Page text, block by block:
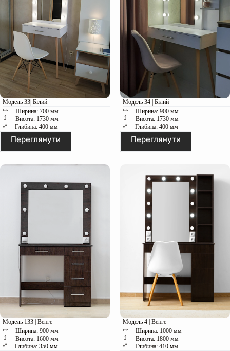
Висота:
Дерев'яні ніжки
Стильний дизайн
Телескопічна шухляда
Модель 33| Білий
Ширина: 700 мм
Висота: 1730 мм
Глибина: 400 мм
Переглянути
Модель 34 | Білий
Ширина: 900 мм
Висота: 1730 мм
Глибина: 400 мм
Переглянути
Модель 133 | Венге
Ширина: 900 мм
Висота: 1600 мм
Глибина: 350 мм
Модель 4 | Венге
Ширина: 1000 мм
Висота: 1800 мм
Глибина: 410 мм